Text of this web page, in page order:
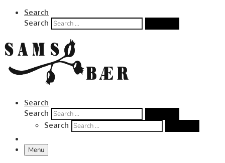
Search
Search
Search
Search
Search
Menu